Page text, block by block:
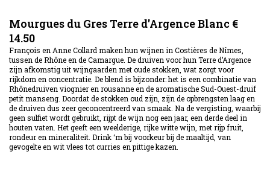
Mourgues du Gres Terre d'Argence Blanc €
14.50
François en Anne Collard maken hun wijnen in Costières de Nîmes,
tussen de Rhône en de Camargue. De druiven voor hun Terre d’Argence
zijn afkomstig uit wijngaarden met oude stokken, wat zorgt voor
rijkdom en concentratie. De blend is bijzonder: het is een combinatie van
Rhônedruiven viognier en rousanne en de aromatische Sud-Ouest-druif
petit manseng. Doordat de stokken oud zijn, zijn de opbrengsten laag en
de druiven dus zeer geconcentreerd van smaak. Na de vergisting, waarbij
geen sulfiet wordt gebruikt, rijpt de wijn nog een jaar, een derde deel in
houten vaten. Het geeft een weelderige, rijke witte wijn, met rijp fruit,
rondeur en mineraliteit. Drink ‘m bij voorkeur bij de maaltijd, van
gevogelte en wit vlees tot curries en pittige kazen.